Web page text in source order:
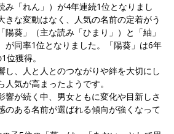
み「れん」）が4年連続1位となりまし
きな変動はなく、人気の名前の定着がう
葵」（主な読み「ひまり」）と「紬」
が同率1位となりました。「陽葵」は6年
位獲得。
し、人と人とのつながりや絆を大切にし
気が高まったようです。
響が続く中、男女ともに変化や目新しさ
のある名前が選ばれる傾向が強くなって